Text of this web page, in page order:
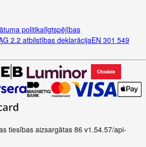
politikaIlgtspējības
2.2 atbilstības deklarācijaEN 301 549
tiesības aizsargātas 86 v1.54.57/api-